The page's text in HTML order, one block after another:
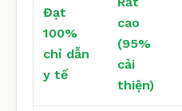
Đạt
100%
chỉ dẫn
y tế
cao
(95%
cải
thiện)